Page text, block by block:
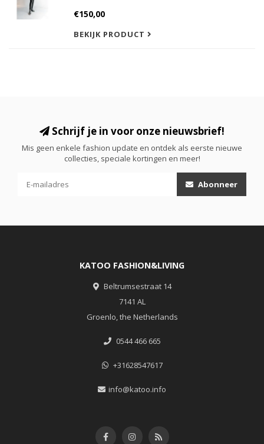
€150,00
BEKIJK PRODUCT
Schrijf je in voor onze nieuwsbrief!
Mis geen enkele fashion update en ontdek als eerste nieuwe
collecties, speciale kortingen en meer!
Abonneer
KATOO FASHION&LIVING
Beltrumsestraat 14
7141 AL
Groenlo, the Netherlands
0544 466 665
+31628547617
info@katoo.info